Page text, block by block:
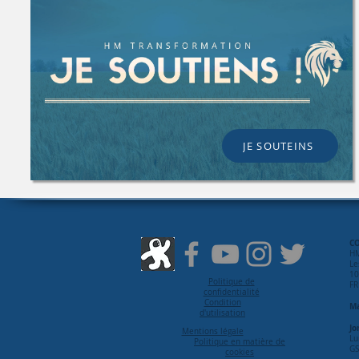
JE SOUTEINS
Politique de
confidentialité
Condition
d'utilisation
Mentions légale
Politique en matière de
cookies